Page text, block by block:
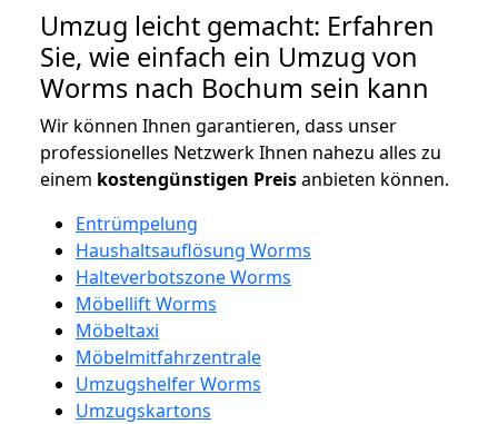
Umzug leicht gemacht: Erfahren
Sie, wie einfach ein Umzug von
Worms nach Bochum sein kann
Wir können Ihnen garantieren, dass unser
professionelles Netzwerk Ihnen nahezu alles zu
einem kostengünstigen Preisanbieten können.
Entrümpelung
Haushaltsauflösung Worms
Halteverbotszone Worms
Möbellift Worms
Möbeltaxi
Möbelmitfahrzentrale
Umzugshelfer Worms
Umzugskartons